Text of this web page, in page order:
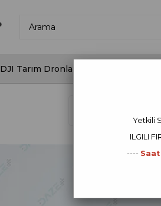
DJI Tarım Dronları
Yetkili
ILGILI
----